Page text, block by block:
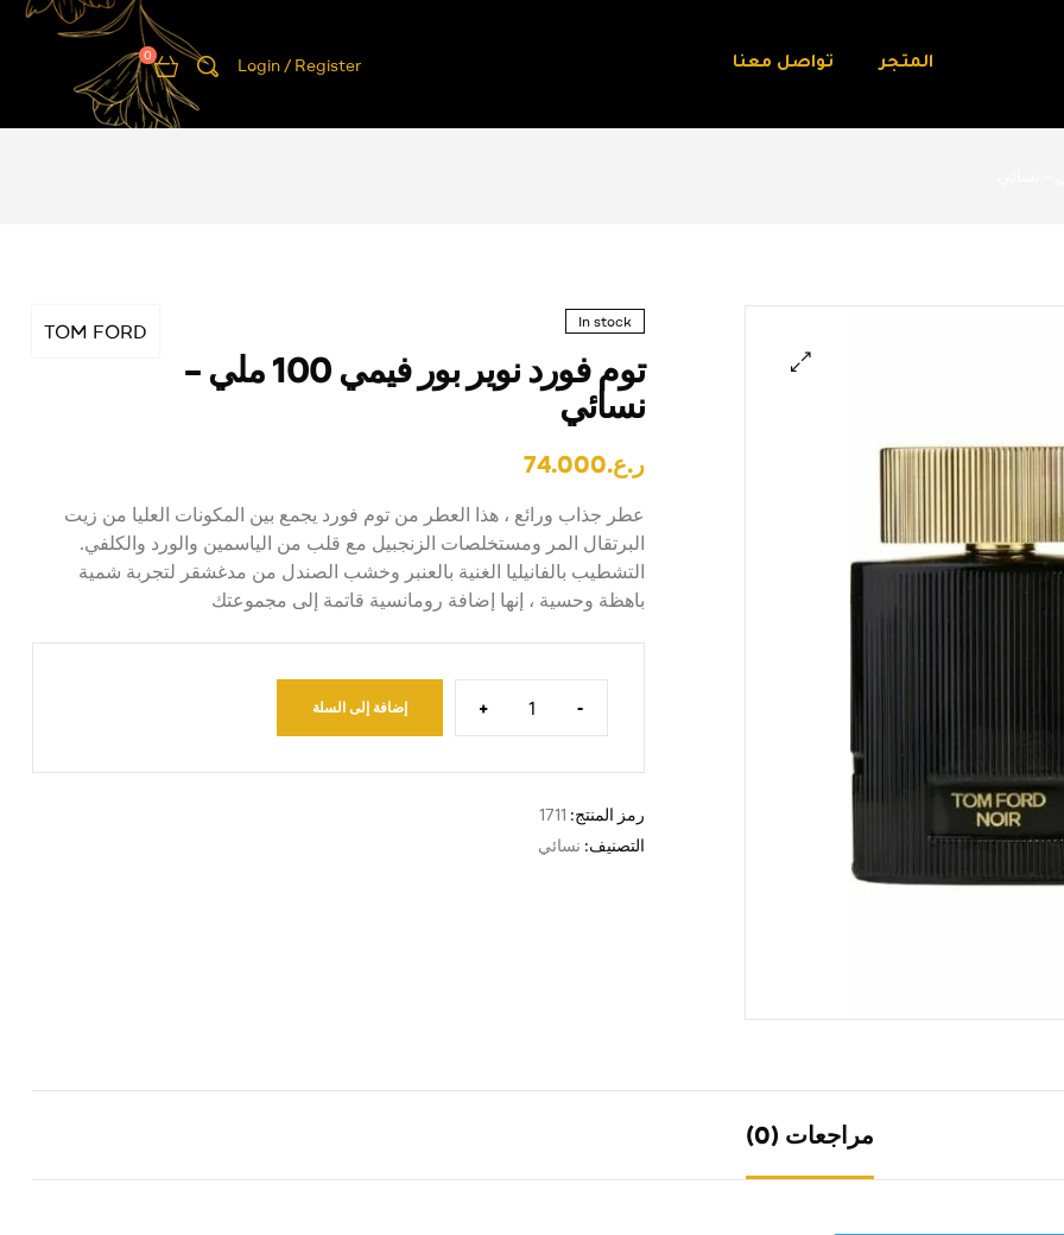
المتجر تواصل معنا Login / Register
0
TOM FORD In stock
توم فورد نوير بور فيمي 100 ملي –
نسائي
ر.ع.74.000
عطر جذاب ورائع ، هذا العطر من توم فورد يجمع بين المكونات العليا من زيت
البرتقال المر ومستخلصات الزنجبيل مع قلب من الياسمين والورد والكلفي.
التشطيب بالفانيليا الغنية بالعنبر وخشب الصندل من مدغشقر لتجربة شمية
باهظة وحسية ، إنها إضافة رومانسية قاتمة إلى مجموعتك
-
+ إضافة إلى السلة
رمز المنتج: 1711
التصنيف: نسائي
مراجعات (0)